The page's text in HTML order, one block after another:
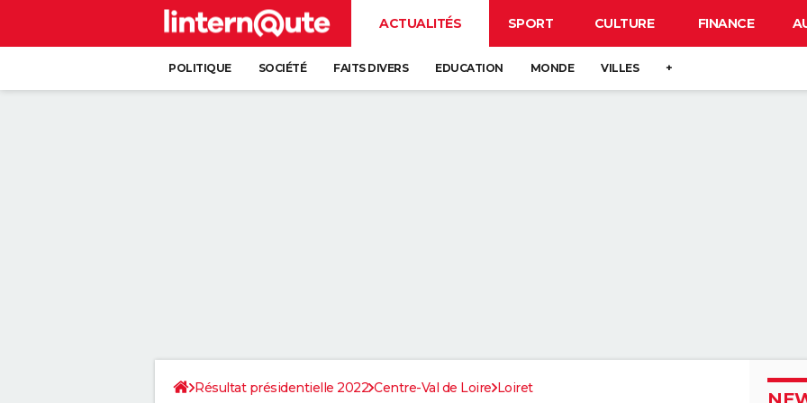
ACTUALITÉS SPORT CULTURE FINANCE
POLITIQUE SOCIÉTÉ FAITS DIVERS EDUCATION MONDE VILLES +
Résultat présidentielle 2022 Centre-Val de Loire Loiret